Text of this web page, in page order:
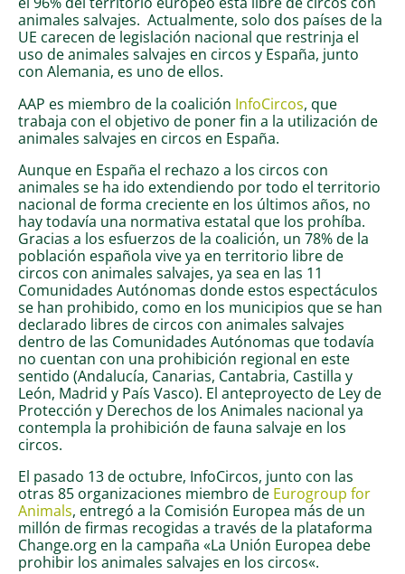
animales salvajes. Actualmente, solo dos países de la
UE carecen de legislación nacional que restrinja el
uso de animales salvajes en circos y España, junto
con Alemania, es uno de ellos.
AAP es miembro de la coalición InfoCircos, que
trabaja con el objetivo de poner fin a la utilización de
animales salvajes en circos en España.
Aunque en España el rechazo a los circos con
animales se ha ido extendiendo por todo el territorio
nacional de forma creciente en los últimos años, no
hay todavía una normativa estatal que los prohíba.
Gracias a los esfuerzos de la coalición, un 78% de la
población española vive ya en territorio libre de
circos con animales salvajes, ya sea en las 11
Comunidades Autónomas donde estos espectáculos
se han prohibido, como en los municipios que se han
declarado libres de circos con animales salvajes
dentro de las Comunidades Autónomas que todavía
no cuentan con una prohibición regional en este
sentido (Andalucía, Canarias, Cantabria, Castilla y
León, Madrid y País Vasco). El anteproyecto de Ley de
Protección y Derechos de los Animales nacional ya
contempla la prohibición de fauna salvaje en los
circos.
El pasado 13 de octubre, InfoCircos, junto con las
otras 85 organizaciones miembro de Eurogroup for
Animals, entregó a la Comisión Europea más de un
millón de firmas recogidas a través de la plataforma
Change.org en la campaña «La Unión Europea debe
prohibir los animales salvajes en los circos«.